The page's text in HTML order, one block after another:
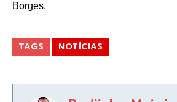
Borges.
TAGS NOTÍCIAS